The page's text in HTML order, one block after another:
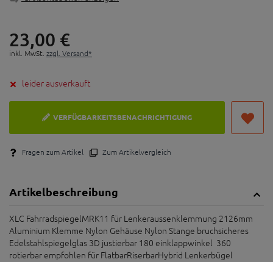
23,00 €
inkl. MwSt. zzgl. Versand*
leider ausverkauft
VERFÜGBARKEITSBENACHRICHTIGUNG
Fragen zum Artikel Zum Artikelvergleich
Artikelbeschreibung
XLC FahrradspiegelMRK11 für Lenkeraussenklemmung 2126mm
Aluminium Klemme Nylon Gehäuse Nylon Stange bruchsicheres
Edelstahlspiegelglas 3D justierbar 180 einklappwinkel 360
rotierbar empfohlen für FlatbarRiserbarHybrid Lenkerbügel